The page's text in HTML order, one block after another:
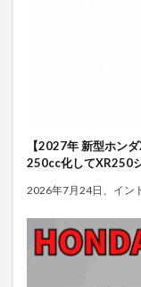
【2027年 新型ホン
250cc化してXR250
2026年7月24日、イン